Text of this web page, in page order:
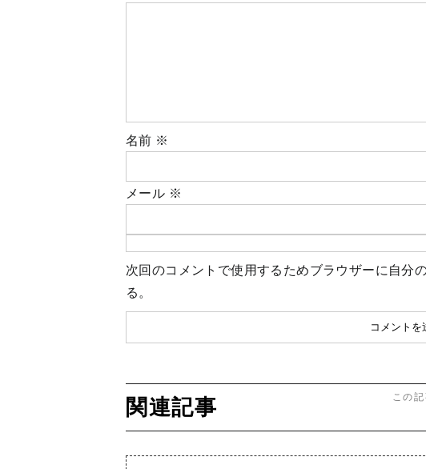
名前 ※
メール ※
次回のコメントで使用するためブラウザーに自分
る。
関連記事 この